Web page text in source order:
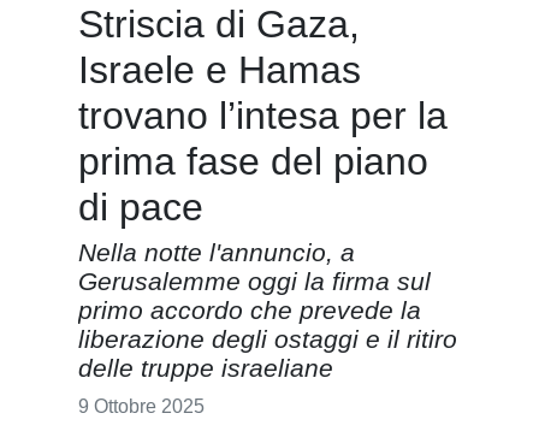
Striscia di Gaza,
Israele e Hamas
trovano l’intesa per la
prima fase del piano
di pace
Nella notte l'annuncio, a
Gerusalemme oggi la firma sul
primo accordo che prevede la
liberazione degli ostaggi e il ritiro
delle truppe israeliane
9 Ottobre 2025